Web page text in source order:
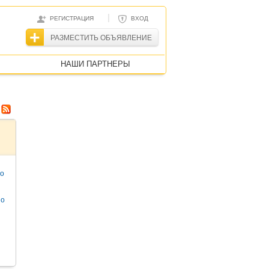
РЕГИСТРАЦИЯ | ВХОД
РАЗМЕСТИТЬ ОБЪЯВЛЕНИЕ
НАШИ ПАРТНЕРЫ